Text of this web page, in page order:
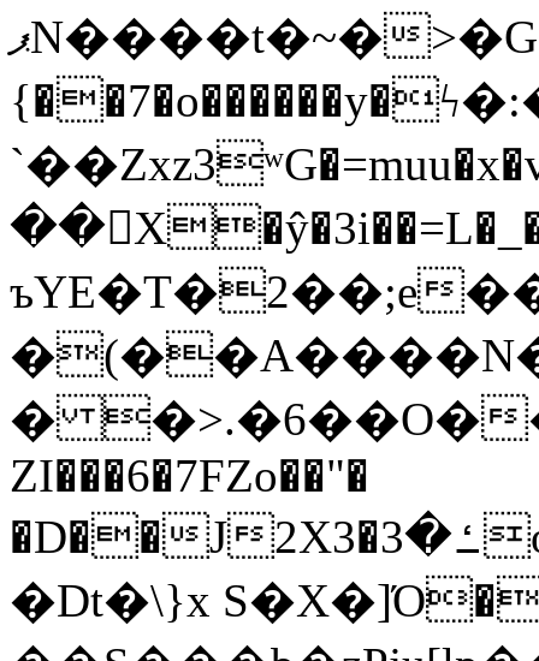
ޕN����t�~�>�G�{�Wރ�sl̞�@x_:�ˏ��՛��zU;wk�F�m�q}
ъYE�T�2��;e
� �>.�6��O�
ZI���6�7FZo��"�
�D��J2X3�ߑ�3o�|aak�q�@����]�K���w���r;�
�Dt�\}x